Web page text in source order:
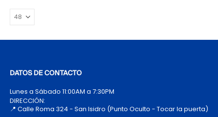
DATOS DE CONTACTO
Lunes a Sábado 11:00AM a 7:30PM
DIRECCIÓN:
📍 Calle Roma 324 - San Isidro (Punto Oculto - Tocar la puerta)